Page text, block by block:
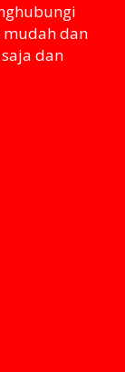
mudah dan
dan